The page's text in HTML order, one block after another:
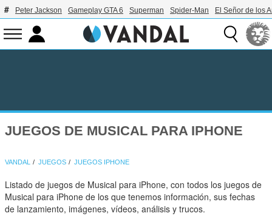
Peter Jackson Gameplay GTA 6 Superman Spider-Man El Señor de los
JUEGOS DE MUSICAL PARA IPHONE
VANDAL JUEGOS JUEGOS IPHONE
Listado de juegos de Musical para iPhone, con todos los juegos de
Musical para iPhone de los que tenemos información, sus fechas
de lanzamiento, imágenes, vídeos, análisis y trucos.